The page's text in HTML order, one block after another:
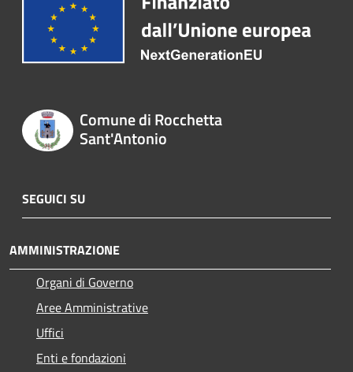
Comune di Rocchetta
Sant'Antonio
SEGUICI SU
AMMINISTRAZIONE
Organi di Governo
Aree Amministrative
Uffici
Enti e fondazioni